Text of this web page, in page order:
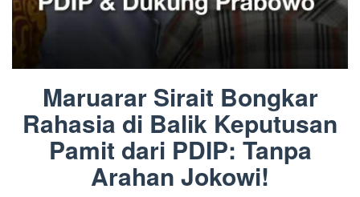
Maruarar Sirait Bongkar
Rahasia di Balik Keputusan
Pamit dari PDIP: Tanpa
Arahan Jokowi!